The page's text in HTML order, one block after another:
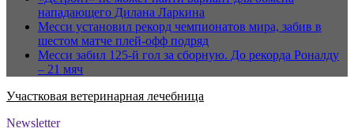
нападающего Дилана Ларкина
Месси установил рекорд чемпионатов мира, забив в
шестом матче плей‑офф подряд
Месси забил 125-й гол за сборную. До рекорда Роналду
– 21 мяч
Участковая ветеринарная лечебница
Newsletter